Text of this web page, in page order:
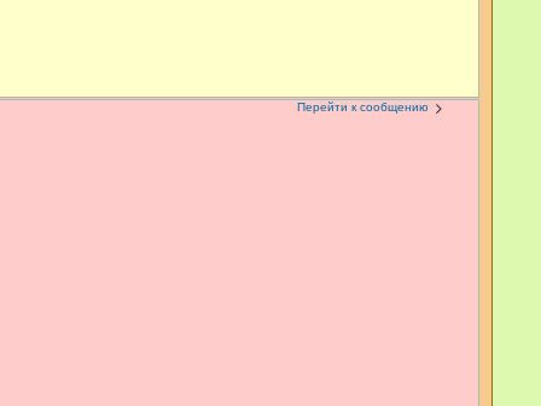
Перейти к сообщению